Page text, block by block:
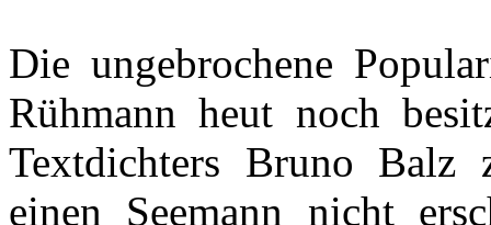
Die ungebrochene
Rühmann heut noch
Textdichters Bruno Balz
einen Seemann nicht